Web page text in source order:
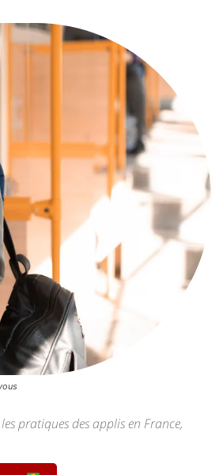
pratiques des applis en France,